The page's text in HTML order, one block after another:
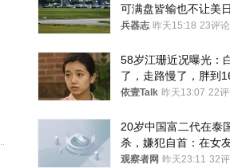
可满盘皆输也不让美
逞，中国成关键
兵器志 昨天15:18 23评论
58岁江珊近况曝光：
了，走路慢了，胖到
斤，没单位也没退休
依壹Talk 昨天13:07 22
20岁中国富二代在泰
杀，嫌犯自首：在女友
看到他
观察者网 昨天23:11 32